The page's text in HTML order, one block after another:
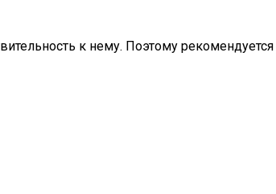
к нему. Поэтому рекомендуется